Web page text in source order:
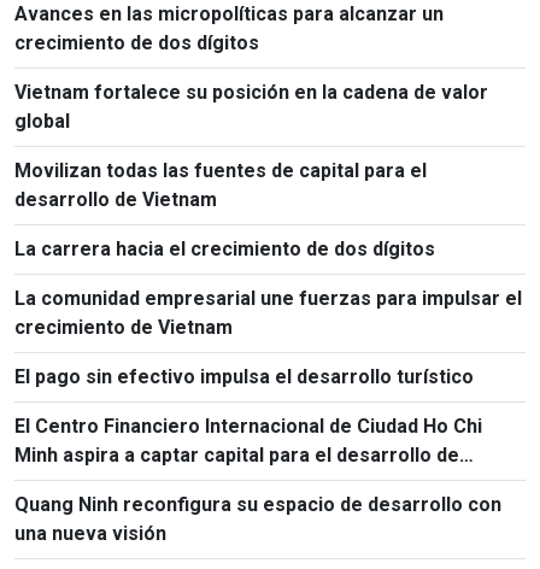
Avances en las micropolíticas para alcanzar un
crecimiento de dos dígitos
Vietnam fortalece su posición en la cadena de valor
global
Movilizan todas las fuentes de capital para el
desarrollo de Vietnam
La carrera hacia el crecimiento de dos dígitos
La comunidad empresarial une fuerzas para impulsar el
crecimiento de Vietnam
El pago sin efectivo impulsa el desarrollo turístico
El Centro Financiero Internacional de Ciudad Ho Chi
Minh aspira a captar capital para el desarrollo de
Vietnam
Quang Ninh reconfigura su espacio de desarrollo con
una nueva visión